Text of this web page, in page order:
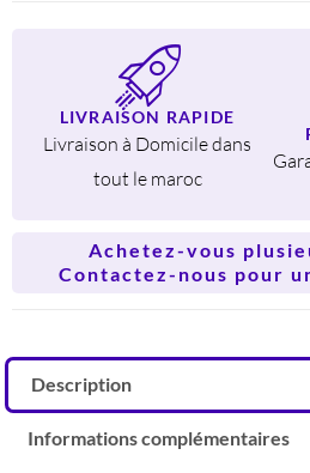
LIVRAISON RAPIDE
Livraison à Domicile dans
tout le maroc
Achetez-vous
Contactez-nous pour
Description
Informations complémentaires